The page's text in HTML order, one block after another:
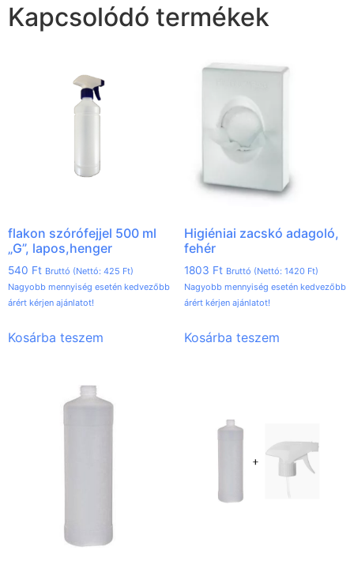
Kapcsolódó termékek
flakon szórófejjel 500 ml
„G”, lapos,henger
540 Ft Bruttó (Nettó: 425 Ft)
Nagyobb mennyiség esetén kedvezőbb
árért kérjen ajánlatot!
Kosárba teszem
Higiéniai zacskó adagoló,
fehér
1803 Ft Bruttó (Nettó: 1420 Ft)
Nagyobb mennyiség esetén kedvezőbb
árért kérjen ajánlatot!
Kosárba teszem